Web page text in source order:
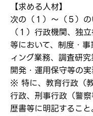
【求める人材】
次の（１）～（５）
（１）行政機関、独
等において、制度・
ィング業務、調査研
開発・運用保守等の
※ 特に、教育行政（
行政、刑事行政（警
歴書等に明記すること